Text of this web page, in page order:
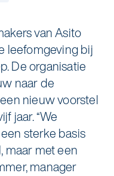
van Asito
leefomgeving bij
De organisatie
naar de
nieuw voorstel
jaar. “We
sterke basis
maar met een
manager